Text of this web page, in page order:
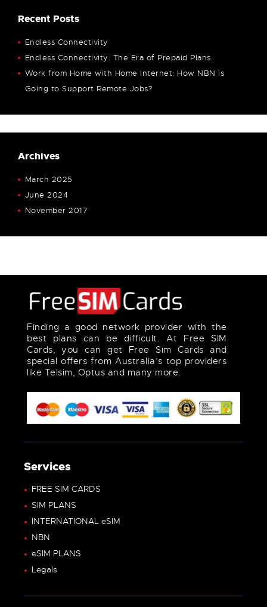
Recent Posts
Endless Connectivity
Endless Connectivity: The Era of Prepaid Plans.
Work from Home with Home Internet: How NBN is
Going to Support Remote Jobs?
Archives
March 2025
June2024
November2017
Finding a good network provider with the
best plans can be difficult. At Free SIM
Cards, you can get Free Sim Cards and
special offers from Australia’s top providers
like Telsim, Optus and many more.
Services
FREE SIM CARDS
SIM PLANS
INTERNATIONAL eSIM
NBN
eSIM PLANS
Legals